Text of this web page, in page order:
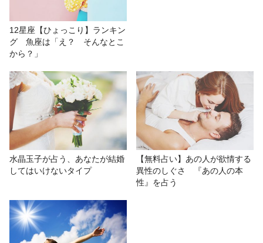
# 12星座ランキング # おもしろ
# 星座占い/星占い # 性格診断
12星座【ひょっこり】ランキン
グ 魚座は「え？ そんなとこ
から？」
水晶玉子が占う、あなたが結婚
してはいけないタイプ
【無料占い】あの人が欲情する
異性のしぐさ 『あの人の本
性』を占う